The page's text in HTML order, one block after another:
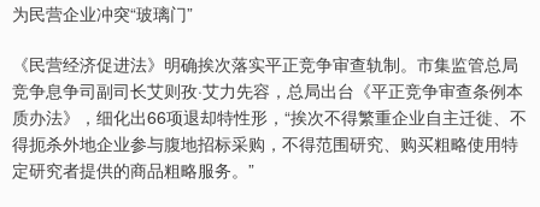
为民营企业冲突“玻璃门”
《民营经济促进法》明确挨次落实平正竞争审查轨制。市集监管总局
竞争息争司副司长艾则孜·艾力先容，总局出台《平正竞争审查条例本
质办法》，细化出66项退却特性形，“挨次不得繁重企业自主迁徙、不
得扼杀外地企业参与腹地招标采购，不得范围研究、购买粗略使用特
定研究者提供的商品粗略服务。”